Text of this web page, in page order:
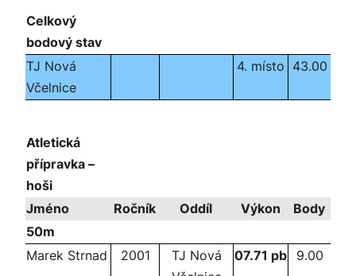
Celkový
bodový stav
TJ Nová
Včelnice
4. místo 43.00
Atletická
přípravka –
hoši
Jméno
Ročník Oddíl Výkon
Body
50m
Marek Strnad
2001
TJ Nová
07.71 pb 9.00